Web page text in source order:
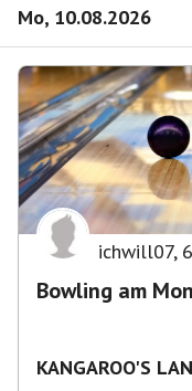
Mo, 10.08.2026
ichwill07,
Bowling am
KANGAROO'S